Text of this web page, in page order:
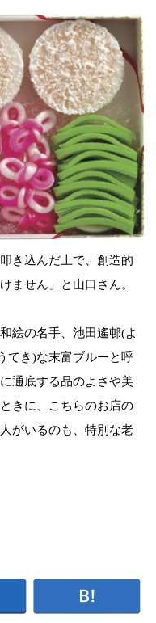
き込んだ上で、創造的
ません」と山口さん。
絵の名手、池田遙邨(よ
てき)な末富ブルーと呼
通底する品のよさや美
きに、こちらのお店の
がいるのも、特別な老